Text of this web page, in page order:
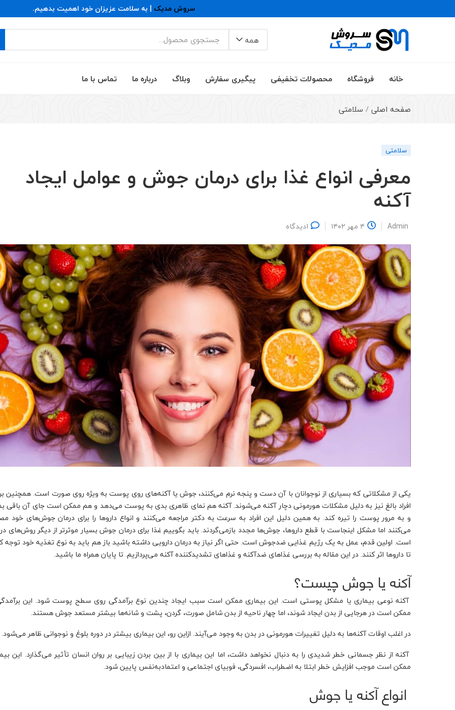
سروش مدیک | به سلامت عزیزان خود اهمیت بدهیم.
همه
خانه فروشگاه محصولات تخفیفی پیگیری سفارش وبلاگ درباره ما تماس با ما
صفحه اصلی/ سلامتی
سلامتی
معرفی انواع غذا برای درمان جوش و عوامل ایجاد
آکنه
Admin ۴ مهر ۱۴۰۲ ۱دیدگاه
یکی از مشکلاتی که بسیاری از نوجوانان با آن دست و پنجه نرم می‌کنند، جوش یا آکنه‌های روی پوست به ویژه روی صورت است. همچنین
افراد بالغ نیز به دلیل مشکلات هورمونی دچار آکنه می‌شوند. آکنه هم نمای ظاهری بدی به پوست می‌دهد و هم ممکن است جای آن باقی
و به مرور پوست را تیره کند. به همین دلیل این افراد به سرعت به دکتر مراجعه می‌کنند و انواع داروها را برای درمان جوش‌های خود
می‌کنند اما مشکل اینجاست با قطع داروها، جوش‌ها مجدد بازمی‌گردند. باید بگوییم غذا برای درمان جوش بسیار موثرتر از دیگر روش‌های
است. اولین قدم، عمل به یک رژیم غذایی ضدجوش است. حتی اگر نیاز به درمان دارویی داشته باشید باز هم باید به نوع تغذیه خود توجه
تا داروها اثر کنند. در این مقاله به بررسی غذاهای ضدآکنه و غذاهای تشدیدکننده آکنه می‌پردازیم. تا پایان همراه ما باشید.
آکنه یا جوش چیست؟
آکنه نوعی بیماری یا مشکل پوستی است. این بیماری ممکن است سبب ایجاد چندین نوع برآمدگی‌ روی سطح پوست شود. این
ممکن است در هرجایی از بدن ایجاد شوند، اما چهار ناحیه از بدن شامل صورت،‌ گردن، پشت و شانه‌ها بیشتر مستعد جوش هستند.
در اغلب اوقات آکنه‌ها به دلیل تغییرات هورمونی در بدن به وجود می‌آیند. ازاین‌ رو، این بیماری بیشتر در دوره بلوغ و نوجوانی ظاهر می‌شود.
آکنه از نظر جسمانی خطر شدیدی را به دنبال نخواهد داشت، اما این بیماری با از بین بردن زیبایی بر روان انسان تأثیر می‌گذارد. این
ممکن است موجب افزایش خطر ابتلا به اضطراب، افسردگی، فوبیای اجتماعی و اعتمادبه‌نفس پایین شود.
انواع آکنه یا جوش